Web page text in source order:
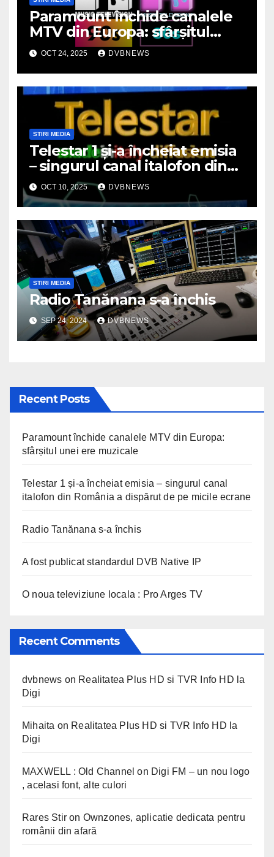
Paramount închide canalele
MTV din Europa: sfârșitul
unei ere muzicale
OCT 24, 2025 DVBNEWS
STIRI MEDIA
Telestar 1 și-a încheiat emisia
– singurul canal italofon din
România a dispărut de pe
micile ecrane
OCT 10, 2025 DVBNEWS
STIRI MEDIA
Radio Tanănana s-a închis
SEP 24, 2024 DVBNEWS
Recent Posts
Paramount închide canalele MTV din Europa:
sfârșitul unei ere muzicale
Telestar 1 și-a încheiat emisia – singurul canal
italofon din România a dispărut de pe micile ecrane
Radio Tanănana s-a închis
A fost publicat standardul DVB Native IP
O noua televiziune locala : Pro Arges TV
Recent Comments
dvbnews on Realitatea Plus HD si TVR Info HD la
Digi
Mihaita on Realitatea Plus HD si TVR Info HD la
Digi
MAXWELL : Old Channel on Digi FM – un nou logo
, acelasi font, alte culori
Rares Stir on Ownzones, aplicatie dedicata pentru
românii din afară